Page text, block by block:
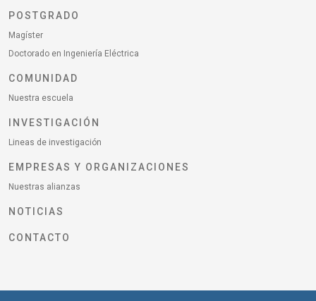
POSTGRADO
Magíster
Doctorado en Ingeniería Eléctrica
COMUNIDAD
Nuestra escuela
INVESTIGACIÓN
Lineas de investigación
EMPRESAS Y ORGANIZACIONES
Nuestras alianzas
NOTICIAS
CONTACTO